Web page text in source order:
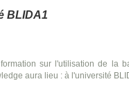
BLIDA1
sur l'utilisation de la
aura lieu : à l'université